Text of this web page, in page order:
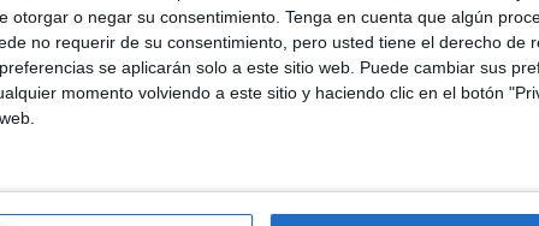
otorgar o negar su consentimiento. Tenga en cuenta que algún
no requerir de su consentimiento, pero usted tiene el derecho de
se aplicarán solo a este sitio web. Puede cambiar sus
momento volviendo a este sitio y haciendo clic en el botón
esencialessufren abandono. “No todo
la falta de inversión encentros de salud,
al apoyo del Gobierno central. “Cuando se
la necesidad de redistribuir los recursos con